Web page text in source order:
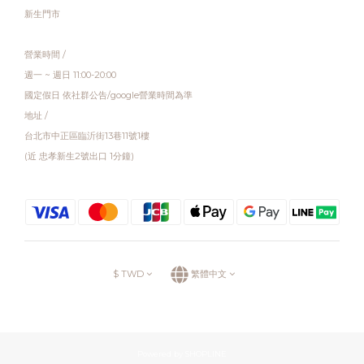
新生門市
營業時間 /
週一 ~ 週日 11:00-20:00
國定假日 依社群公告/google營業時間為準
地址 /
台北市中正區臨沂街13巷11號1樓
(近 忠孝新生2號出口 1分鐘)
$ TWD 繁體中文